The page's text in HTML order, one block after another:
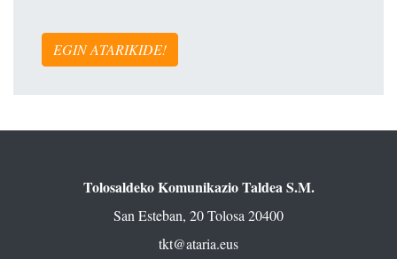
EGIN ATARIKIDE!
Tolosaldeko Komunikazio Taldea S.M.
San Esteban, 20 Tolosa 20400
tkt@ataria.eus